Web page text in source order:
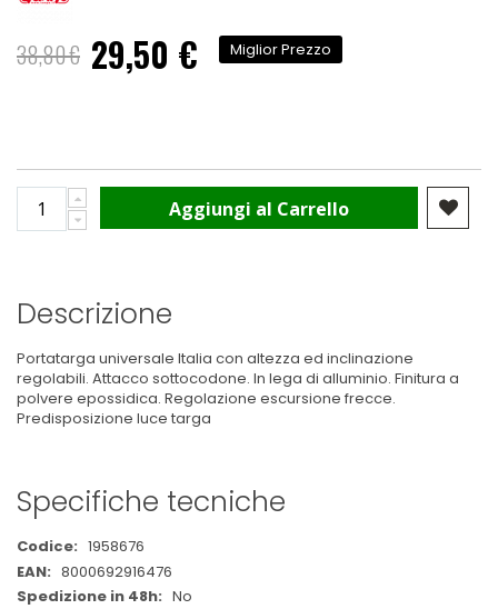
38,80 € Prezzo
speciale
29,50 € Miglior Prezzo
Aggiungi al Carrello
Descrizione
Portatarga universale Italia con altezza ed inclinazione
regolabili. Attacco sottocodone. In lega di alluminio. Finitura a
polvere epossidica. Regolazione escursione frecce.
Predisposizione luce targa
Specifiche tecniche
Maggiori
Informazioni
1958676
8000692916476
No